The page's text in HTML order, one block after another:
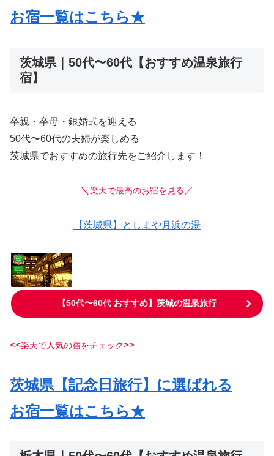
お宿一覧はこちら★
茨城県｜50代〜60代【おすすめ温泉旅行
宿】
卒親・卒母・銀婚式を迎える
50代〜60代の夫婦が楽しめる
茨城県でおすすめの旅行先をご紹介します！
＼ 楽天で最高のお宿を見る ／
【茨城県】としまや月浜の湯
【50代〜60代 おすすめ】茨城の温泉旅行
<<楽天で人気の宿をチェック>>
茨城県【記念日旅行】に選ばれる
お宿一覧はこちら★